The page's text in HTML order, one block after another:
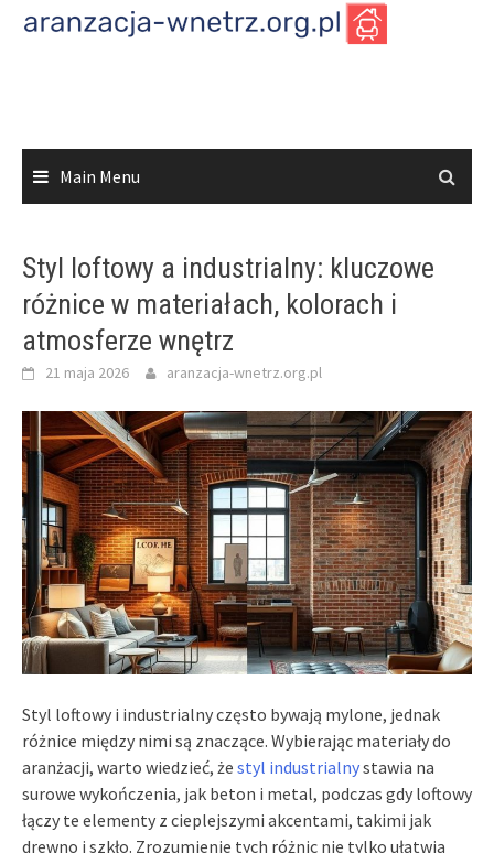
Skip
Main Menu
Styl loftowy a industrialny: kluczowe
różnice w materiałach, kolorach i
atmosferze wnętrz
21 maja 2026 aranzacja-wnetrz.org.pl
Styl loftowy i industrialny często bywają mylone, jednak
różnice między nimi są znaczące. Wybierając materiały do
aranżacji, warto wiedzieć, że styl industrialnystawia na
surowe wykończenia, jak beton i metal, podczas gdy loftowy
łączy te elementy z cieplejszymi akcentami, takimi jak
drewno i szkło. Zrozumienie tych różnic nie tylko ułatwia